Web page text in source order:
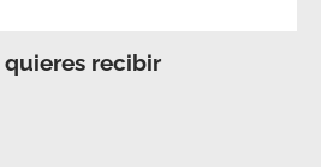
quieres recibir